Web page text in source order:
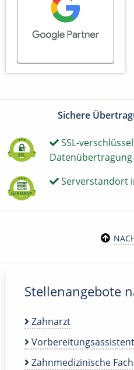
Sichere
SSL-
Datenübertragung
Serverstandort
Stellenangebote
Zahnarzt
Vorbereitungsassistent
Zahnmedizinische